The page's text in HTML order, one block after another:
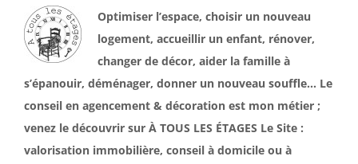
Optimiser l’espace, choisir un nouveau
logement, accueillir un enfant, rénover,
changer de décor, aider la famille à
s’épanouir, déménager, donner un nouveau souffle… Le
conseil en agencement & décoration est mon métier ;
venez le découvrir sur À TOUS LES ÉTAGES Le Site :
valorisation immobilière, conseil à domicile ou à